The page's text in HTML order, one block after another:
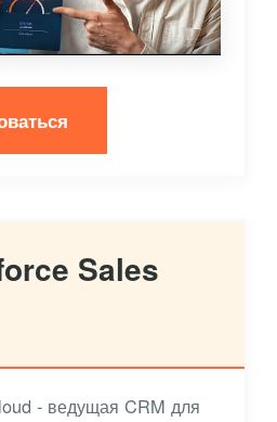
Sales
- ведущая CRM для